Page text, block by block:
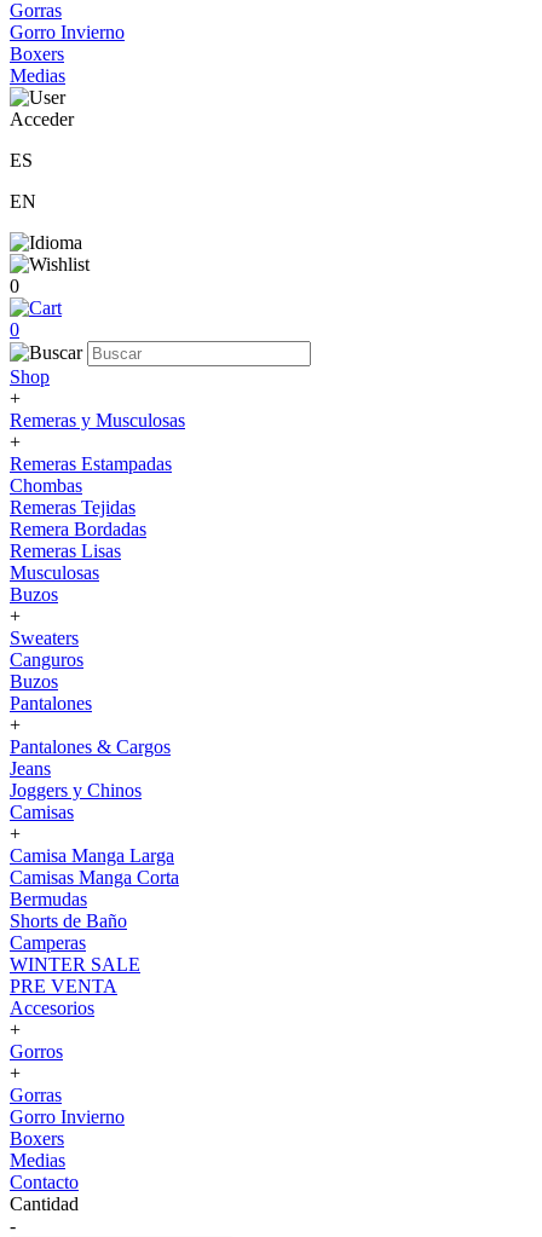
Gorras
Gorro Invierno
Boxers
Medias
Acceder
ES
EN
0
0
Shop
+
Remeras y Musculosas
+
Remeras Estampadas
Chombas
Remeras Tejidas
Remera Bordadas
Remeras Lisas
Musculosas
Buzos
+
Sweaters
Canguros
Buzos
Pantalones
+
Pantalones & Cargos
Jeans
Joggers y Chinos
Camisas
+
Camisa Manga Larga
Camisas Manga Corta
Bermudas
Shorts de Baño
Camperas
WINTER SALE
PRE VENTA
Accesorios
+
Gorros
+
Gorras
Gorro Invierno
Boxers
Medias
Contacto
Cantidad
-